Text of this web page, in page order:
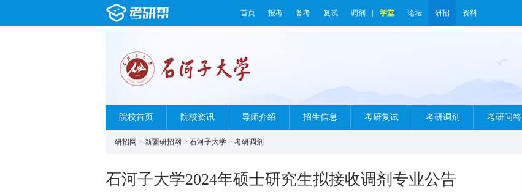
首页 报考 备考 复试 调剂 学堂 论坛 研招 资料
院校首页 院校资讯 导师介绍 招生信息 考研复试 考研调剂 考研问答
研招网 > 新疆研招网 > 石河子大学 > 考研调剂
石河子大学2024年硕士研究生拟接收调剂专业公告